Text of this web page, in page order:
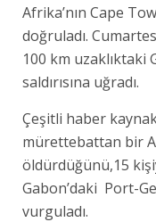
Afrika’nın Cape
doğruladı.
100 km uzaklıktaki
saldırısına uğradı.
Çeşitli haber
mürettebattan bir
öldürdüğünü,15
Gabon’daki Port-
vurguladı.